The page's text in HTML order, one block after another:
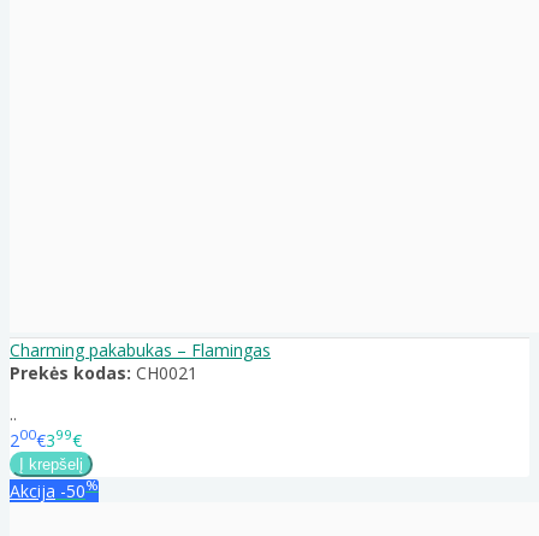
Charming pakabukas – Flamingas
Prekės kodas: CH0021
..
200€399€
Akcija -50%